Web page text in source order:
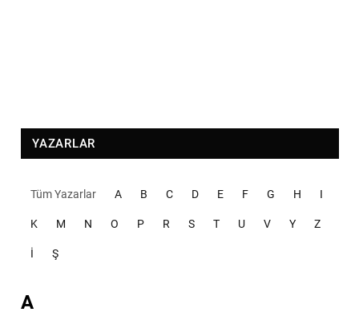
YAZARLAR
Tüm Yazarlar A B C D E F G H I
K M N O P R S T U V Y Z
İ Ş
A